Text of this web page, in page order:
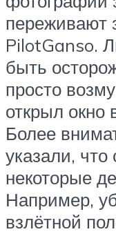
переживают
PilotGanso.
быть
просто
открыл окно
Более
указали,
некоторые
Например,
взлётной